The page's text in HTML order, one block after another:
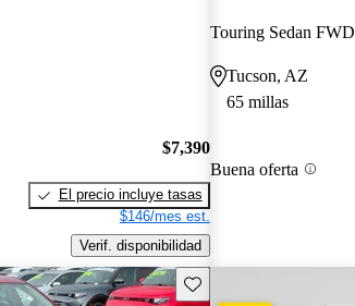
$7,390
El precio incluye tasas
$146/mes est.
Verif. disponibilidad
Touring Sedan FWD
Tucson, AZ
65 millas
Buena oferta
Guarda este Aviso